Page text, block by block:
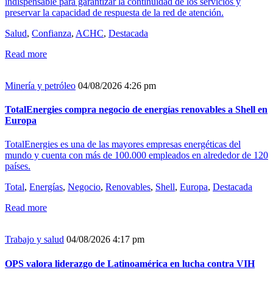
preservar la capacidad de respuesta de la red de atención.
Salud, Confianza, ACHC, Destacada
Read more
Minería y petróleo 04/08/2026 4:26 pm
TotalEnergies compra negocio de energías renovables a Shell en
Europa
TotalEnergies es una de las mayores empresas energéticas del
mundo y cuenta con más de 100.000 empleados en alrededor de 120
países.
Total, Energías, Negocio, Renovables, Shell, Europa, Destacada
Read more
Trabajo y salud 04/08/2026 4:17 pm
OPS valora liderazgo de Latinoamérica en lucha contra VIH